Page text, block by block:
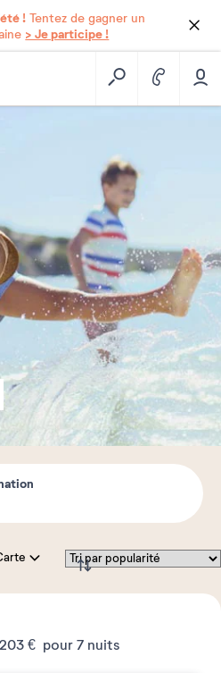
! Tentez de gagner un
> Je participe !
203 € pour 7 nuits